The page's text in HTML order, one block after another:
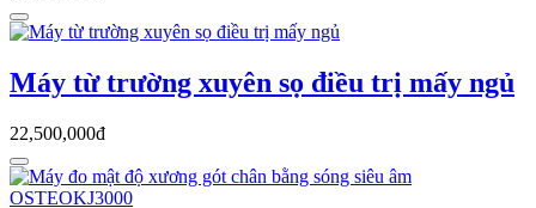
Máy từ trường xuyên sọ điều trị mấy ngủ
22,500,000đ